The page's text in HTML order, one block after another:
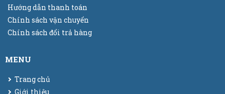
Hướng dẫn thanh toán
Chính sách vận chuyển
Chính sách đổi trả hàng
MENU
Trang chủ
Giới thiệu